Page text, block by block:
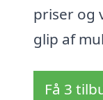
priser og
glip af
Få 3